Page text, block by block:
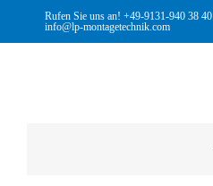
Rufen Sie uns an! +49-9131-940 38 40
info@lp-montagetechnik.com